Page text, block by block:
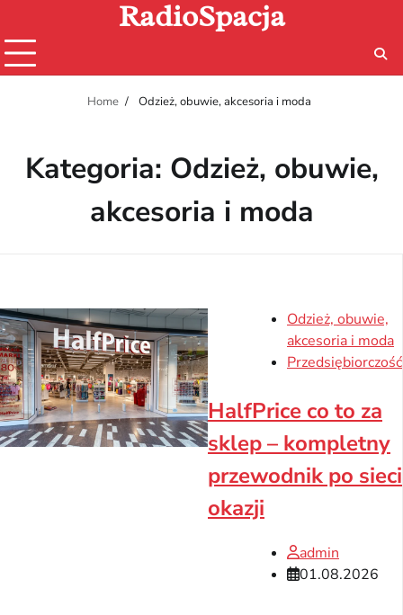
content
RadioSpacja
Home Odzież, obuwie, akcesoria i moda
Kategoria: Odzież, obuwie,
akcesoria i moda
Odzież, obuwie,
akcesoria i moda
Przedsiębiorczość
HalfPrice co to za
sklep – kompletny
przewodnik po sieci
okazji
admin
01.08.2026